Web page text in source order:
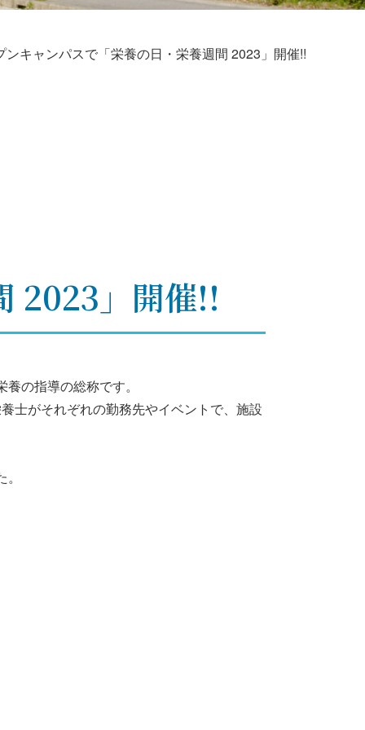
ンキャンパスで「栄養の日・栄養週間 2023」開催!!
2023」開催!!
の指導の総称です。
士がそれぞれの勤務先やイベントで、施設